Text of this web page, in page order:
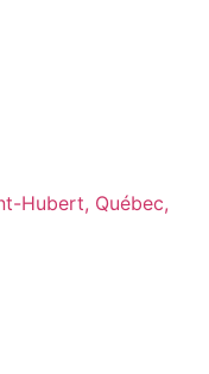
Hubert, Québec,